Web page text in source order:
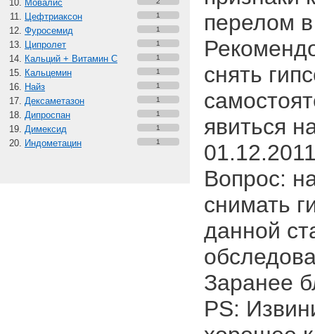
Мовалис
Цефтриаксон 1
Фуросемид 1
Ципролет 1
Кальций + Витамин C 1
Кальцемин 1
Найз 1
Дексаметазон 1
Дипроспан 1
Димексид 1
Индометацин 1
перелом
снять
явиться
Вопрос:
снимать
данной
Заранее
PS: